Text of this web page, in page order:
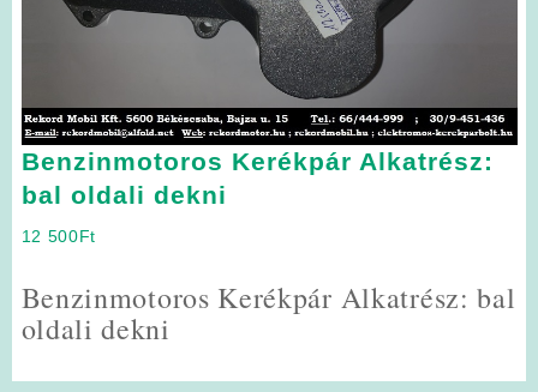
Benzinmotoros Kerékpár Alkatrész:
bal oldali dekni
12 500Ft
Benzinmotoros Kerékpár Alkatrész: bal
oldali dekni